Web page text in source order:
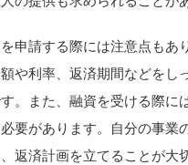
申請する際には注意点もあ
や利率、返済期間などをし
。また、融資を受ける際に
要があります。自分の事業
返済計画を立てることが大